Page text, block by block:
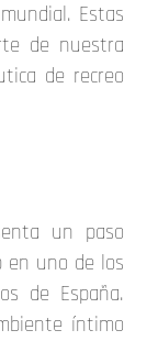
Estas
de nuestra
de recreo
un paso
en uno de los
de España.
íntimo